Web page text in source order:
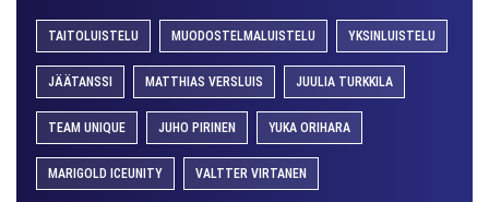
TAITOLUISTELU MUODOSTELMALUISTELU YKSINLUISTELU
JÄÄTANSSI MATTHIAS VERSLUIS JUULIA TURKKILA
TEAM UNIQUE JUHO PIRINEN YUKA ORIHARA
MARIGOLD ICEUNITY VALTTER VIRTANEN